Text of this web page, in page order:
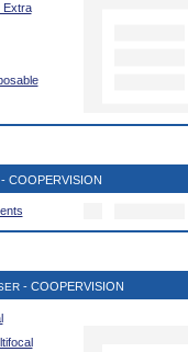
Extra
COOPERVISION
- COOPERVISION